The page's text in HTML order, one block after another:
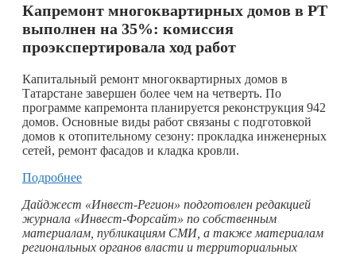
Капремонт многоквартирных домов в РТ
выполнен на 35%: комиссия
проэкспертировала ход работ
Капитальный ремонт многоквартирных домов в
Татарстане завершен более чем на четверть. По
программе капремонта планируется реконструкция 942
домов. Основные виды работ связаны с подготовкой
домов к отопительному сезону: прокладка инженерных
сетей, ремонт фасадов и кладка кровли.
Подробнее
Дайджест «Инвест-Регион» подготовлен редакцией
журнала «Инвест-Форсайт» по собственным
материалам, публикациям СМИ, а также материалам
региональных органов власти и территориальных